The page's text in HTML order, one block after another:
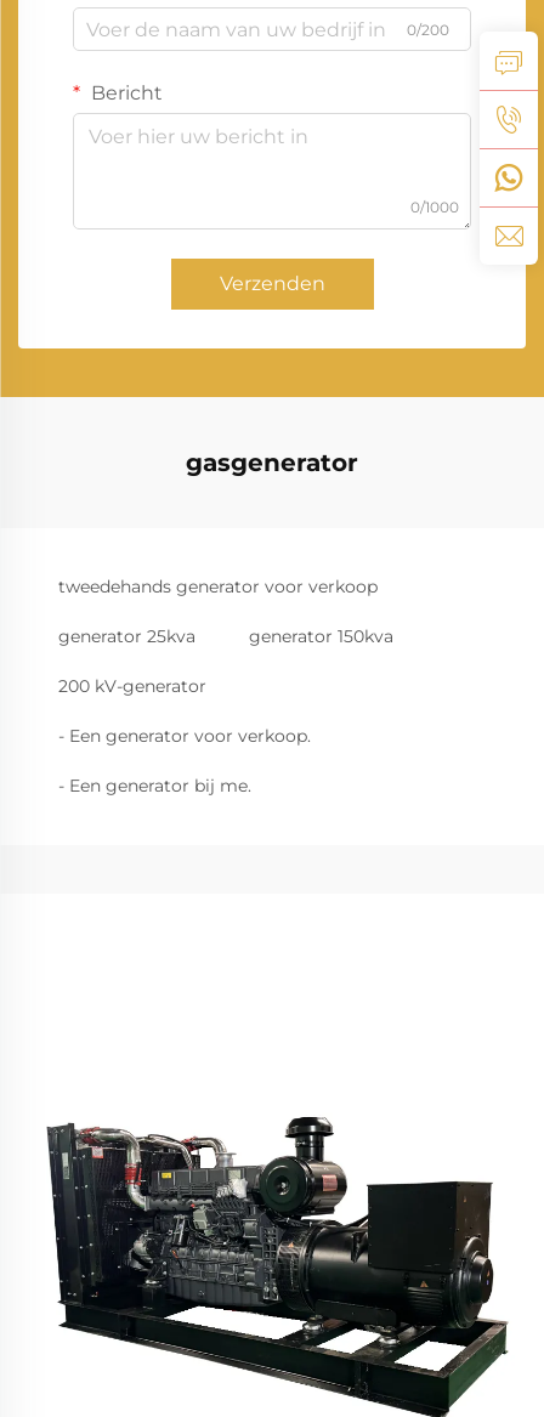
0/200
Bericht
0/1000
Verzenden
gasgenerator
tweedehands generator voor verkoop
generator 25kva generator 150kva
200 kV-generator
- Een generator voor verkoop.
- Een generator bij me.